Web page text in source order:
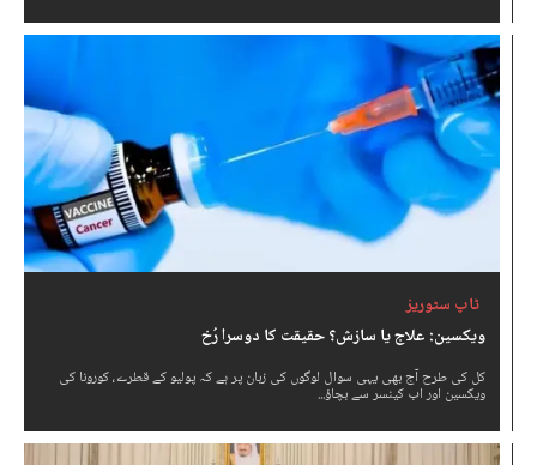
ٹاپ سٹوریز
ویکسین: علاج یا سازش؟ حقیقت کا دوسرا رُخ
کل کی طرح آج بھی یہی سوال لوگوں کی زبان پر ہے کہ پولیو کے قطرے، کورونا کی
ویکسین اور اب کینسر سے بچاؤ...